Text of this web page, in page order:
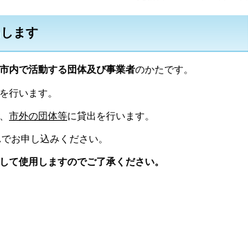
ます
内で活動する団体及び事業者のかたです。
行います。
市外の団体等に貸出を行います。
お申し込みください。
て使用しますのでご了承ください。